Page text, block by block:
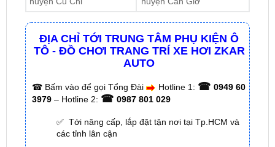
ĐỊA CHỈ TỚI TRUNG TÂM PHỤ KIỆN Ô
TÔ - ĐỒ CHƠI TRANG TRÍ XE HƠI ZKAR
☎Bấm vào để gọi Tổng Đài Hotline 1:☎ 0949 60
0987 801 029
✅ Tới nâng cấp, lắp đặt tận nơi tại Tp.HCM và
các tỉnh lân cận
✅ Cam kết: Tư vấn tận nơi miễn phí, hàng hóa
kém chất lượng ( hay lỗi do nhà sản xuất ) =>